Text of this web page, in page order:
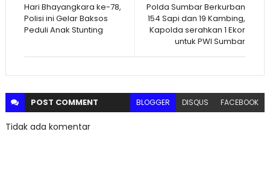
Polda Sumbar Berkurban
154 Sapi dan 19 Kambing,
Kapolda serahkan 1 Ekor
untuk PWI Sumbar
Hari Bhayangkara ke-78,
Polisi ini Gelar Baksos
Peduli Anak Stunting
POST COMMENT BLOGGER DISQUS FACEBOOK
Tidak ada komentar